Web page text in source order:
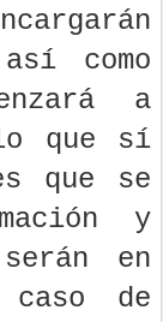
como
a
que sí
que se
y
en
de